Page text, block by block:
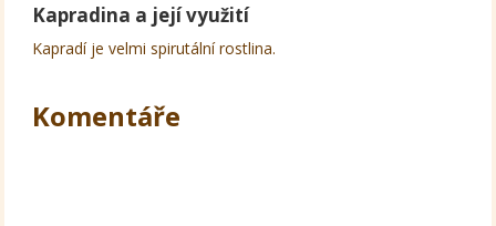
Kapradina a její využití
Kapradí je velmi spirutální rostlina.
Komentáře